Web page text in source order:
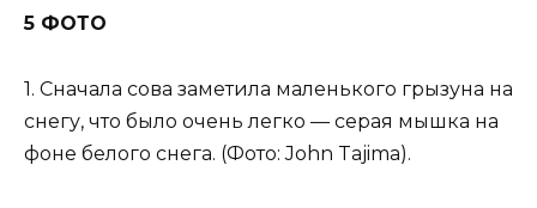
5 ФОТО
1. Сначала сова заметила маленького грызуна на
снегу, что было очень легко — серая мышка на
фоне белого снега. (Фото: John Tajima).